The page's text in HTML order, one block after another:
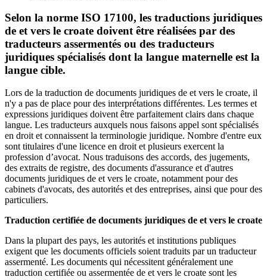
Selon la norme ISO 17100, les traductions juridiques
de et vers le croate doivent être réalisées par des
traducteurs assermentés ou des traducteurs
juridiques spécialisés dont la langue maternelle est la
langue cible.
Lors de la traduction de documents juridiques de et vers le croate, il
n'y a pas de place pour des interprétations différentes. Les termes et
expressions juridiques doivent être parfaitement clairs dans chaque
langue. Les traducteurs auxquels nous faisons appel sont spécialisés
en droit et connaissent la terminologie juridique. Nombre d'entre eux
sont titulaires d'une licence en droit et plusieurs exercent la
profession d’avocat. Nous traduisons des accords, des jugements,
des extraits de registre, des documents d'assurance et d'autres
documents juridiques de et vers le croate, notamment pour des
cabinets d'avocats, des autorités et des entreprises, ainsi que pour des
particuliers.
Traduction certifiée de documents juridiques de et vers le croate
Dans la plupart des pays, les autorités et institutions publiques
exigent que les documents officiels soient traduits par un traducteur
assermenté. Les documents qui nécessitent généralement une
traduction certifiée ou assermentée de et vers le croate sont les